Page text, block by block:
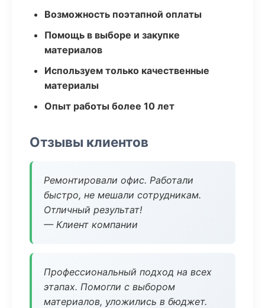
Возможность поэтапной оплаты
Помощь в выборе и закупке
материалов
Используем только качественные
материалы
Опыт работы более 10 лет
Отзывы клиентов
Ремонтировали офис. Работали
быстро, не мешали сотрудникам.
Отличный результат!
— Клиент компании
Профессиональный подход на всех
этапах. Помогли с выбором
материалов, уложились в бюджет.